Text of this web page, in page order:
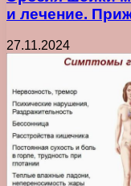
и лечение.
27.11.2024